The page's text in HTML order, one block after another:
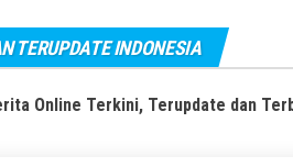
TERUPDATE INDONESIA
Online Terkini, Terupdate dan